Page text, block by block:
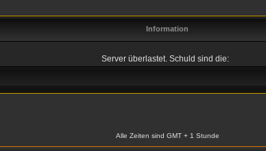
Information
Server überlastet. Schuld sind die:
Alle Zeiten sind GMT + 1 Stunde